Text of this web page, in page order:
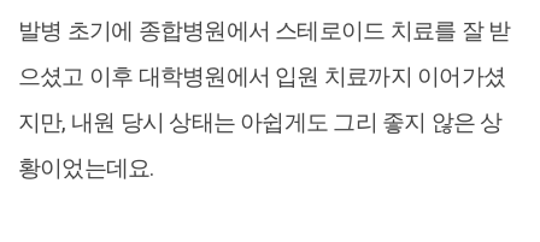
발병 초기에 종합병원에서 스테로이드 치료를 잘 받
으셨고 이후 대학병원에서 입원 치료까지 이어가셨
지만, 내원 당시 상태는 아쉽게도 그리 좋지 않은 상
황이었는데요.